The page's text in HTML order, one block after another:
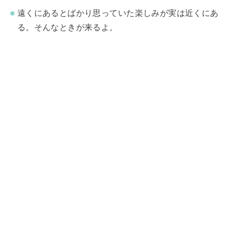
遠くにあるとばかり思っていた楽しみが実は近くにあ
る。そんなときが来るよ。